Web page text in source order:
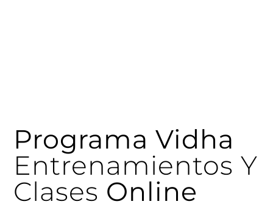
Programa Vidha
Entrenamientos Y
Clases Online